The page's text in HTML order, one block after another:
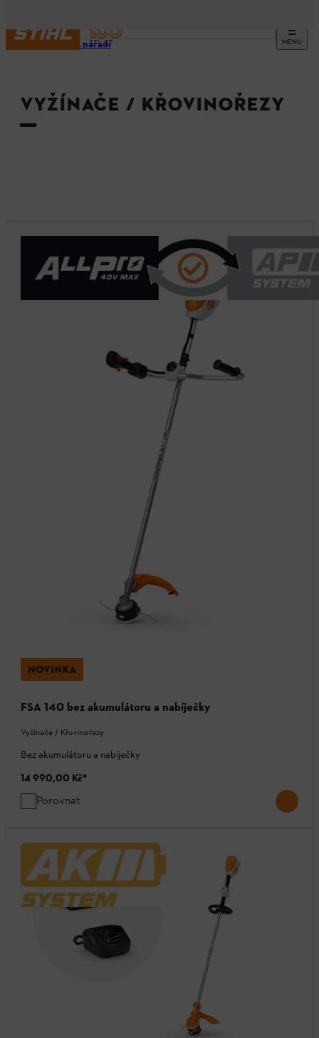
MENU
Stroje a nářadí
VYŽÍNAČE / KŘOVINOŘEZY
NOVINKA
FSA 140 bez akumulátoru a nabíječky
Vyžínače / Křovinořezy
Bez akumulátoru a nabíječky
14 990,00 Kč*
Porovnat